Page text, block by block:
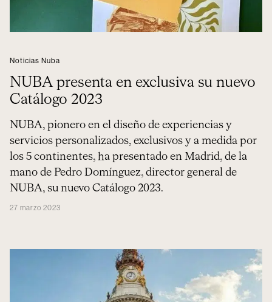
Noticias Nuba
NUBA presenta en exclusiva su nuevo
Catálogo 2023
NUBA, pionero en el diseño de experiencias y
servicios personalizados, exclusivos y a medida por
los 5 continentes, ha presentado en Madrid, de la
mano de Pedro Domínguez, director general de
NUBA, su nuevo Catálogo 2023.
27 marzo 2023